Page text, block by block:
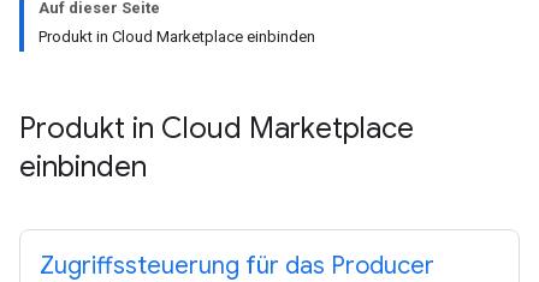
Auf dieser Seite
Produkt in Cloud Marketplace einbinden
Produkt in Cloud Marketplace
einbinden
Zugriffssteuerung für das Producer